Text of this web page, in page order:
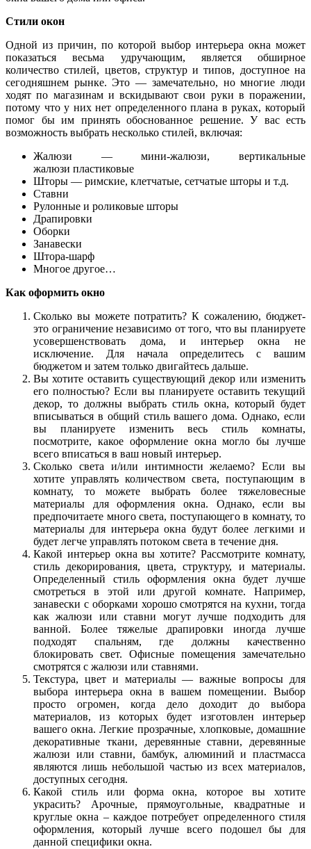
Стили окон
Одной из причин, по которой выбор интерьера окна может
показаться весьма удручающим, является обширное
количество стилей, цветов, структур и типов, доступное на
сегодняшнем рынке. Это — замечательно, но многие люди
ходят по магазинам и вскидывают свои руки в поражении,
потому что у них нет определенного плана в руках, который
помог бы им принять обоснованное решение. У вас есть
возможность выбрать несколько стилей, включая:
Жалюзи — мини-жалюзи, вертикальные
жалюзи пластиковые
Шторы — римские, клетчатые, сетчатые шторы и т.д.
Ставни
Рулонные и роликовые шторы
Драпировки
Оборки
Занавески
Штора-шарф
Многое другое…
Как оформить окно
Сколько вы можете потратить? К сожалению, бюджет-
это ограничение независимо от того, что вы планируете
усовершенствовать дома, и интерьер окна не
исключение. Для начала определитесь с вашим
бюджетом и затем только двигайтесь дальше.
Вы хотите оставить существующий декор или изменить
его полностью? Если вы планируете оставить текущий
декор, то должны выбрать стиль окна, который будет
вписываться в общий стиль вашего дома. Однако, если
вы планируете изменить весь стиль комнаты,
посмотрите, какое оформление окна могло бы лучше
всего вписаться в ваш новый интерьер.
Сколько света и/или интимности желаемо? Если вы
хотите управлять количеством света, поступающим в
комнату, то можете выбрать более тяжеловесные
материалы для оформления окна. Однако, если вы
предпочитаете много света, поступающего в комнату, то
материалы для интерьера окна будут более легкими и
будет легче управлять потоком света в течение дня.
Какой интерьер окна вы хотите? Рассмотрите комнату,
стиль декорирования, цвета, структуру, и материалы.
Определенный стиль оформления окна будет лучше
смотреться в этой или другой комнате. Например,
занавески с оборками хорошо смотрятся на кухни, тогда
как жалюзи или ставни могут лучше подходить для
ванной. Более тяжелые драпировки иногда лучше
подходят спальням, где должны качественно
блокировать свет. Офисные помещения замечательно
смотрятся с жалюзи или ставнями.
Текстура, цвет и материалы — важные вопросы для
выбора интерьера окна в вашем помещении. Выбор
просто огромен, когда дело доходит до выбора
материалов, из которых будет изготовлен интерьер
вашего окна. Легкие прозрачные, хлопковые, домашние
декоративные ткани, деревянные ставни, деревянные
жалюзи или ставни, бамбук, алюминий и пластмасса
являются лишь небольшой частью из всех материалов,
доступных сегодня.
Какой стиль или форма окна, которое вы хотите
украсить? Арочные, прямоугольные, квадратные и
круглые окна – каждое потребует определенного стиля
оформления, который лучше всего подошел бы для
данной специфики окна.